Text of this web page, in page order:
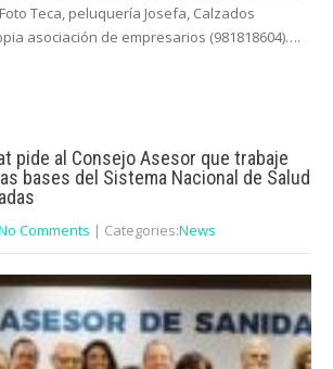
Teca, peluquería Josefa, Calzados
asociación de empresarios (981818604)….
pide al Consejo Asesor que trabaje
bases del Sistema Nacional de Salud
Comments | Categories:News